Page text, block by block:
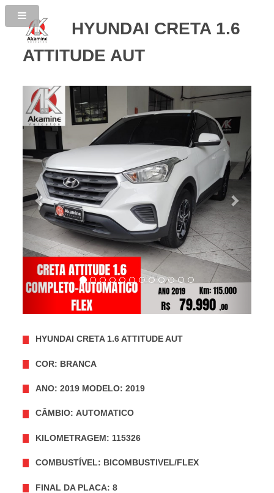
HYUNDAI CRETA 1.6
ATTITUDE AUT
Previous Next
HYUNDAI CRETA 1.6 ATTITUDE AUT
COR: BRANCA
ANO: 2019 MODELO: 2019
CÂMBIO: AUTOMATICO
KILOMETRAGEM: 115326
COMBUSTÍVEL: BICOMBUSTIVEL/FLEX
FINAL DA PLACA: 8